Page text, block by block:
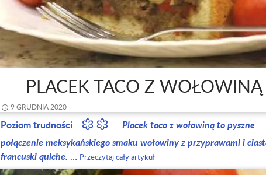
PLACEK TACO Z WOŁOWINĄ
9 GRUDNIA 2020
Poziom trudności
Placek taco z wołowiną to pyszne
połączenie meksykańskiego smaku wołowiny z przyprawami i
francuski quiche. … Przeczytaj cały artykuł